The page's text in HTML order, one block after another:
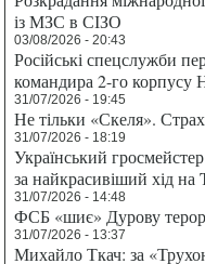
із МЗС в СІЗО
03/08/2026 - 20:43
Російські спецслужби
командира 2-го корпусу
31/07/2026 - 19:45
Не тільки «Скеля».
31/07/2026 - 18:19
Український
за найкрасивіший хід на
31/07/2026 - 14:48
ФСБ «шиє» Дурову
31/07/2026 - 13:37
Михайло Ткач: за